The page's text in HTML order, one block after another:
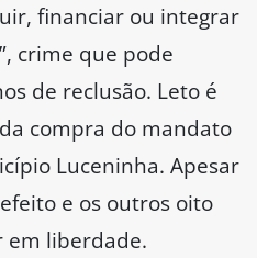
financiar ou integrar
crime que pode
de reclusão. Leto é
compra do mandato
Luceninha. Apesar
e os outros oito
em liberdade.